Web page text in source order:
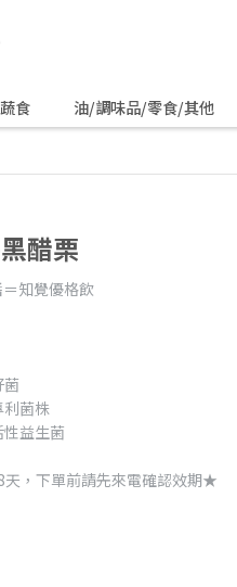
食 油/調味品/零食/其他
醋栗
知覺優格飲
菌株
益生菌
，下單前請先來電確認效期★